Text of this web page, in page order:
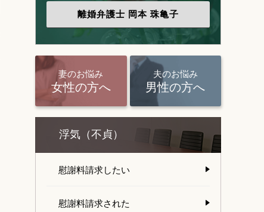
離婚弁護士 岡本 珠亀子
妻のお悩み
女性の方へ
夫のお悩み
男性の方へ
浮気（不貞）
慰謝料請求したい
慰謝料請求された